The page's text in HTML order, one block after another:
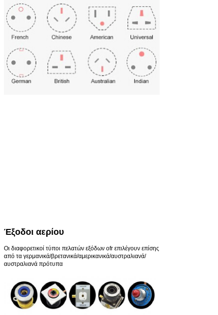
Έξοδοι αερίου
Οι διαφορετικοί τύποι πελατών εξόδων ofr επιλέγουν επίσης
από τα γερμανικά/βρετανικά/αμερικανικά/αυστραλιανά/
αυστραλιανά πρότυπα